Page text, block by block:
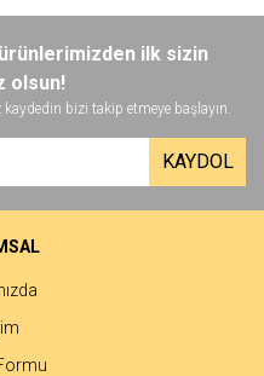
siz yapın!
Yaz
görüntülenemiyor.
bulunuyor.
ilk sizin
olsun!
bizi takip etmeye başlayın.
KAYDOL